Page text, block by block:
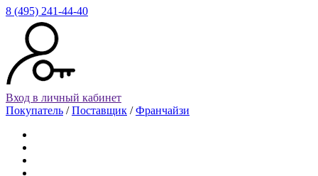
8 (495) 241-44-40
Вход в личный кабинет
Покупатель /Поставщик /Франчайзи